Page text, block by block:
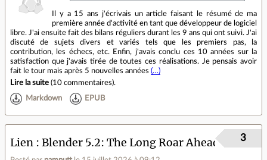
Il y a 15 ans j'écrivais un article faisant le résumé de ma
première année d'activité en tant que développeur de logiciel
libre. J'ai ensuite fait des bilans réguliers durant les 9 ans qui ont suivi. J'ai
discuté de sujets divers et variés tels que les premiers pas, la
contribution, les échecs, etc. Enfin, j'avais conclu ces 10 années sur la
satisfaction que j'avais tirée de toutes ces réalisations. Je pensais avoir
fait le tour mais après 5 nouvelles années (…)
Lire la suite (10 commentaires).
Markdown EPUB
Lien Blender 5.2: The Long Roar Ahead 3